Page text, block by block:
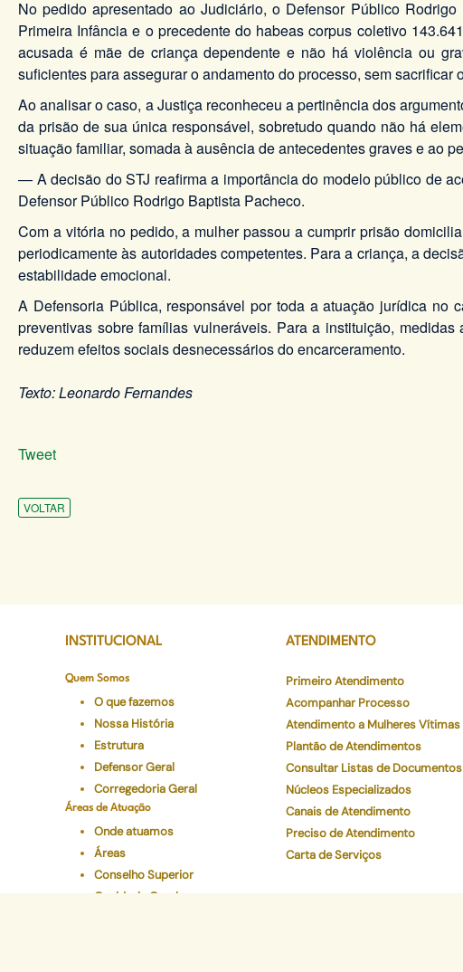
No pedido apresentado ao Judiciário, o Defensor Público
Primeira Infância e o precedente do habeas corpus coletivo
acusada é mãe de criança dependente e não há violência ou
suficientes para assegurar o andamento do processo, sem
Ao analisar o caso, a Justiça reconheceu a pertinência dos
da prisão de sua única responsável, sobretudo quando não há
situação familiar, somada à ausência de antecedentes graves e ao
— A decisão do STJ reafirma a importância do modelo público de
Defensor Público Rodrigo Baptista Pacheco.
Com a vitória no pedido, a mulher passou a cumprir prisão
periodicamente às autoridades competentes. Para a criança, a
estabilidade emocional.
A Defensoria Pública, responsável por toda a atuação jurídica no
preventivas sobre famílias vulneráveis. Para a instituição,
reduzem efeitos sociais desnecessários do encarceramento.
Texto: Leonardo Fernandes
Tweet
VOLTAR
INSTITUCIONAL
Quem Somos
O que fazemos
Nossa História
Estrutura
Defensor Geral
Corregedoria Geral
Áreas de Atuação
Onde atuamos
Áreas
Conselho Superior
Ouvidoria Geral
ATENDIMENTO
Primeiro Atendimento
Acompanhar Processo
Atendimento a Mulheres
Plantão de Atendimentos
Consultar Listas de
Núcleos Especializados
Canais de Atendimento
Preciso de Atendimento
Carta de Serviços